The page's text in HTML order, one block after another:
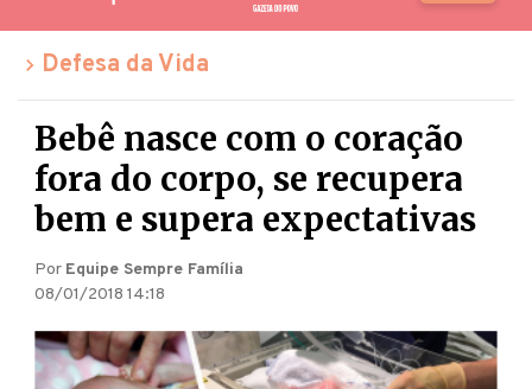
Defesa da Vida
Bebê nasce com o coração
fora do corpo, se recupera
bem e supera expectativas
Por Equipe Sempre Família
08/01/2018 14:18